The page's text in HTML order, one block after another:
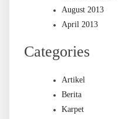
August 2013
April 2013
Categories
Artikel
Berita
Karpet